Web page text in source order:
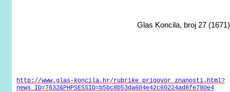
Glas Koncila, broj 27
http://www.glas-koncila.hr/rubrike_prigovor_znanosti.html?
news_ID=7632&PHPSESSID=b5bc8b53da604e42c60224ad8fe780e4